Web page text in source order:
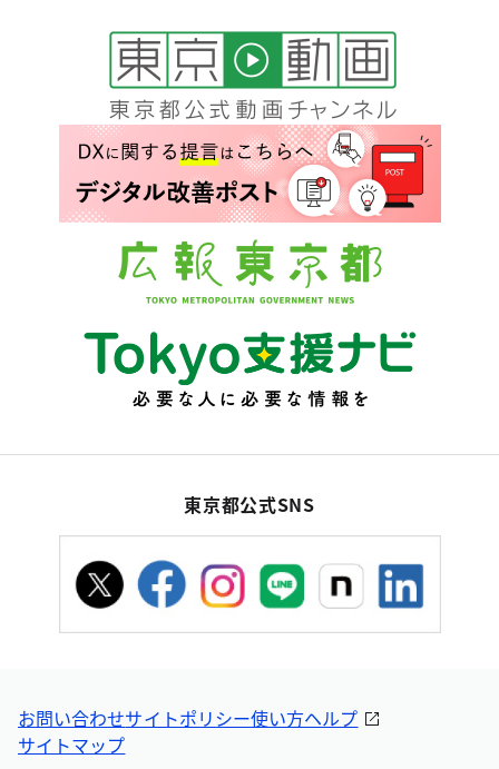
東京都公式SNS
お問い合わせサイトポリシー使い方ヘルプ
サイトマップ